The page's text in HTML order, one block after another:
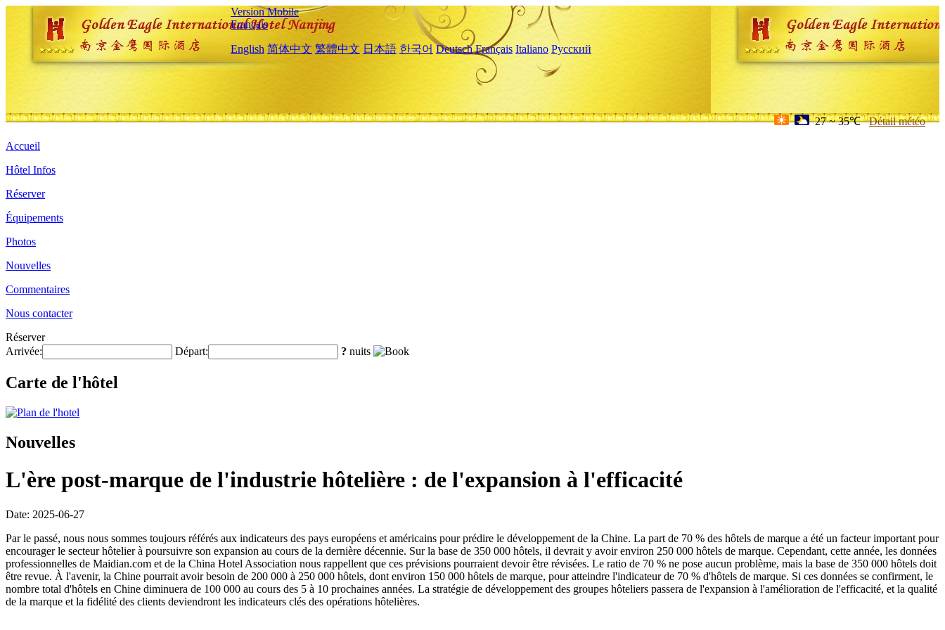
Version Mobile
Français
English 简体中文 繁體中文 日本語 한국어 Deutsch Français Italiano Русский
27 ~ 35℃ Détail météo
Accueil
Hôtel Infos
Réserver
Équipements
Photos
Nouvelles
Commentaires
Nous contacter
Réserver
Arrivée:
Départ: ? nuits
Carte de l'hôtel
Nouvelles
L'ère post-marque de l'industrie hôtelière : de l'expansion à l'efficacité
Date: 2025-06-27
Par le passé, nous nous sommes toujours référés aux indicateurs des pays européens et américains pour prédire le développement de la Chine. La part de 70 % des hôtels de marque a été un facteur important pour
encourager le secteur hôtelier à poursuivre son expansion au cours de la dernière décennie. Sur la base de 350 000 hôtels, il devrait y avoir environ 250 000 hôtels de marque. Cependant, cette année, les données
professionnelles de Maidian.com et de la China Hotel Association nous rappellent que ces prévisions pourraient devoir être révisées. Le ratio de 70 % ne pose aucun problème, mais la base de 350 000 hôtels doit
être revue. À l'avenir, la Chine pourrait avoir besoin de 200 000 à 250 000 hôtels, dont environ 150 000 hôtels de marque, pour atteindre l'indicateur de 70 % d'hôtels de marque. Si ces données se confirment, le
nombre total d'hôtels en Chine diminuera de 100 000 au cours des 5 à 10 prochaines années. La stratégie de développement des groupes hôteliers passera de l'expansion à l'amélioration de l'efficacité, et la qualité
de la marque et la fidélité des clients deviendront les indicateurs clés des opérations hôtelières.